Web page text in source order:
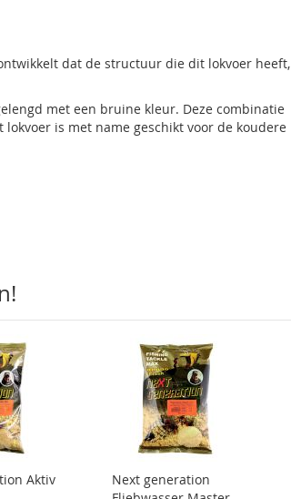
dat de structuur die dit lokvoer heeft,
met een bruine kleur. Deze combinatie
is met name geschikt voor de koudere
Aktiv
Next generation